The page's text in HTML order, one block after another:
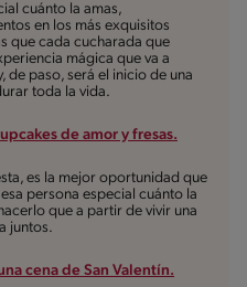
cuánto la amas,
en los más exquisitos
que cada cucharada que
mágica que va a
de paso, será el inicio de una
toda la vida.
de amor y fresas.
es la mejor oportunidad que
persona especial cuánto la
que a partir de vivir una
juntos.
cena de San Valentín.